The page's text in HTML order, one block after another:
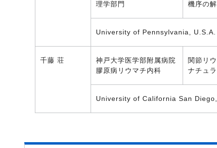
理学部門
機序の
University of Pennsylvania, U.S.A.
千藤 荘
神戸大学医学部附属病院
膠原病リウマチ内科
関節リ
ナチュ
University of California San